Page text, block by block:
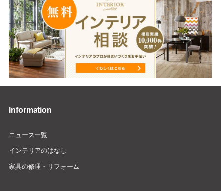
Information
ニュース一覧
インテリアのはなし
家具の修理・リフォーム